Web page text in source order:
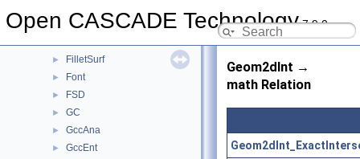
Open CASCADE Technology7.9.0
FairCurve
► FilletSurf
► Font
► FSD
► GC
► GccAna
► GccEnt
Geom2dInt →
math Relation